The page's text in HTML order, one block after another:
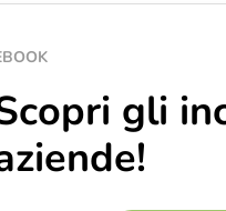
gli